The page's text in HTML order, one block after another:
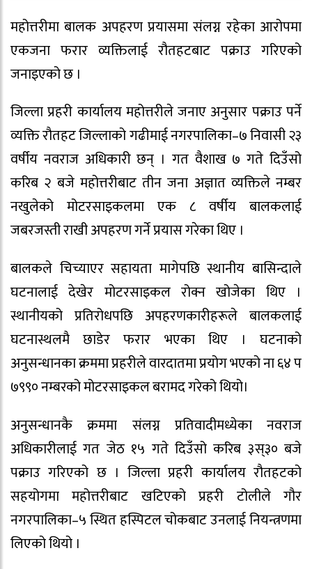
महोत्तरीमा बालक अपहरण प्रयासमा संलग्न रहेका आरोपमा
एकजना फरार व्यक्तिलाई रौतहटबाट पक्राउ गरिएको
जनाइएको छ ।
जिल्ला प्रहरी कार्यालय महोत्तरीले जनाए अनुसार पक्राउ पर्ने
व्यक्ति रौतहट जिल्लाको गढीमाई नगरपालिका–७ निवासी २३
वर्षीय नवराज अधिकारी छन् । गत वैशाख ७ गते दिउँसो
करिब २ बजे महोत्तरीबाट तीन जना अज्ञात व्यक्तिले नम्बर
नखुलेको मोटरसाइकलमा एक ८ वर्षीय बालकलाई
जबरजस्ती राखी अपहरण गर्ने प्रयास गरेका थिए ।
बालकले चिच्याएर सहायता मागेपछि स्थानीय बासिन्दाले
घटनालाई देखेर मोटरसाइकल रोक्न खोजेका थिए ।
स्थानीयको प्रतिरोधपछि अपहरणकारीहरूले बालकलाई
घटनास्थलमै छाडेर फरार भएका थिए । घटनाको
अनुसन्धानका क्रममा प्रहरीले वारदातमा प्रयोग भएको ना ६४ प
७९९० नम्बरको मोटरसाइकल बरामद गरेको थियो।
अनुसन्धानकै क्रममा संलग्न प्रतिवादीमध्येका नवराज
अधिकारीलाई गत जेठ १५ गते दिउँसो करिब ३स्३० बजे
पक्राउ गरिएको छ । जिल्ला प्रहरी कार्यालय रौतहटको
सहयोगमा महोत्तरीबाट खटिएको प्रहरी टोलीले गौर
नगरपालिका–५ स्थित हस्पिटल चोकबाट उनलाई नियन्त्रणमा
लिएको थियो ।